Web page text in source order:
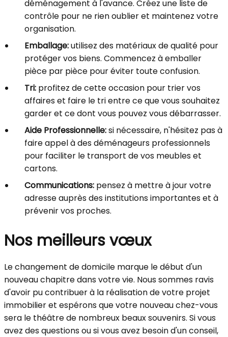
déménagement à l'avance. Créez une liste de
contrôle pour ne rien oublier et maintenez votre
organisation.
Emballage:utilisez des matériaux de qualité pour
protéger vos biens. Commencez à emballer
pièce par pièce pour éviter toute confusion.
Tri: profitez de cette occasion pour trier vos
affaires et faire le tri entre ce que vous souhaitez
garder et ce dont vous pouvez vous débarrasser.
Aide Professionnelle:si nécessaire, n'hésitez pas à
faire appel à des déménageurs professionnels
pour faciliter le transport de vos meubles et
cartons.
Communications: pensez à mettre à jour votre
adresse auprès des institutions importantes et à
prévenir vos proches.
Nos meilleurs vœux
Le changement de domicile marque le début d'un
nouveau chapitre dans votre vie. Nous sommes ravis
d'avoir pu contribuer à la réalisation de votre projet
immobilier et espérons que votre nouveau chez-vous
sera le théâtre de nombreux beaux souvenirs. Si vous
avez des questions ou si vous avez besoin d'un conseil,